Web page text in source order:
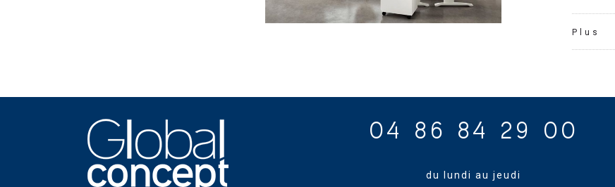
Plus
04 86 84 29 00
du lundi au jeudi